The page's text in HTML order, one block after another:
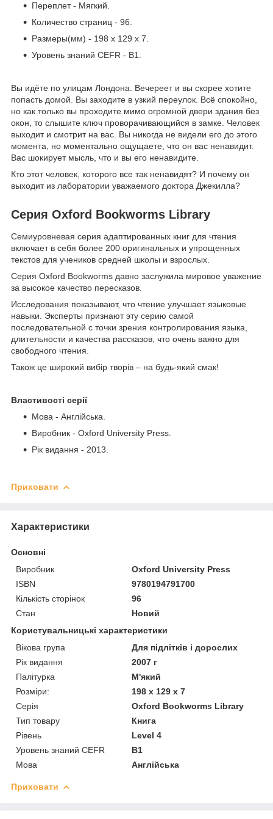
Переплет - Мягкий.
Количество страниц - 96.
Размеры(мм) - 198 x 129 x 7.
Уровень знаний CEFR - B1.
Вы идёте по улицам Лондона. Вечереет и вы скорее хотите
попасть домой. Вы заходите в узкий переулок. Всё спокойно,
но как только вы проходите мимо огромной двери здания без
окон, то слышите ключ проворачивающийся в замке. Человек
выходит и смотрит на вас. Вы никогда не видели его до этого
момента, но моментально ощущаете, что он вас ненавидит.
Вас шокирует мысль, что и вы его ненавидите.
Кто этот человек, которого все так ненавидят? И почему он
выходит из лаборатории уважаемого доктора Джекилла?
Серия Oxford Bookworms Library
Семиуровневая серия адаптированных книг для чтения
включает в себя более 200 оригинальных и упрощенных
текстов для учеников средней школы и взрослых.
Серия Oxford Bookworms давно заслужила мировое уважение
за высокое качество пересказов.
Исследования показывают, что чтение улучшает языковые
навыки. Эксперты признают эту серию самой
последовательной с точки зрения контролирования языка,
длительности и качества рассказов, что очень важно для
свободного чтения.
Також це широкий вибір творів – на будь-який смак!
Властивості серії
Мова - Англійська.
Виробник - Oxford University Press.
Рік видання - 2013.
Приховати
Характеристики
Основні
Виробник
Oxford University Press
ISBN
9780194791700
Кількість сторінок
96
Стан
Новий
Користувальницькі характеристики
Вікова група
Для підлітків і дорослих
Рік видання
2007 г
Палітурка
М'який
Розміри:
198 x 129 x 7
Серія
Oxford Bookworms Library
Тип товару
Книга
Рівень
Level 4
Уровень знаний CEFR
B1
Мова
Англійська
Приховати